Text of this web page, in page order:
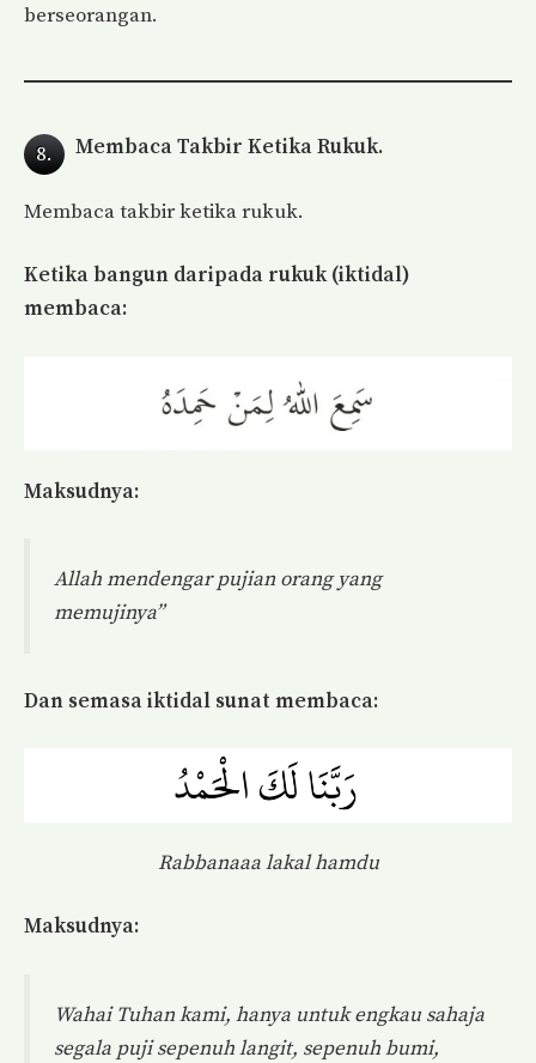
berseorangan.
8. Membaca Takbir Ketika Rukuk.
Membaca takbir ketika rukuk.
Ketika bangun daripada rukuk (iktidal)
membaca:
Maksudnya:
Allah mendengar pujian orang yang
memujinya”
Dan semasa iktidal sunat membaca:
Rabbanaaa lakal hamdu
Maksudnya:
Wahai Tuhan kami, hanya untuk engkau sahaja
segala puji sepenuh langit, sepenuh bumi,